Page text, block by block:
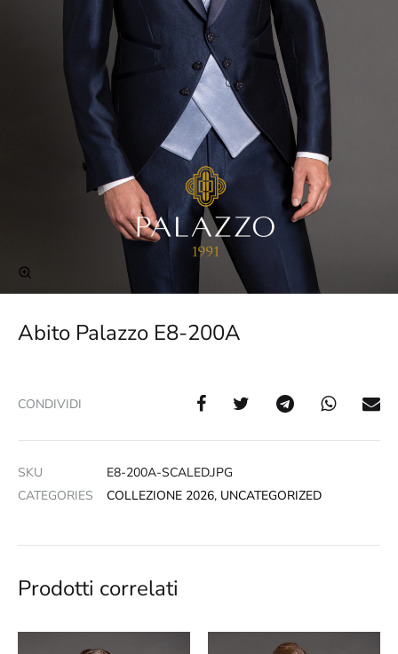
Abito Palazzo E8-200A
CONDIVIDI
SKU
E8-200A-SCALED.JPG
CATEGORIES
COLLEZIONE 2026, UNCATEGORIZED
Prodotti correlati